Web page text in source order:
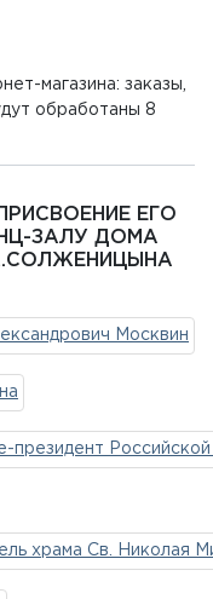
магазина: заказы,
обработаны 8
ЕГО
ЗАЛУ ДОМА